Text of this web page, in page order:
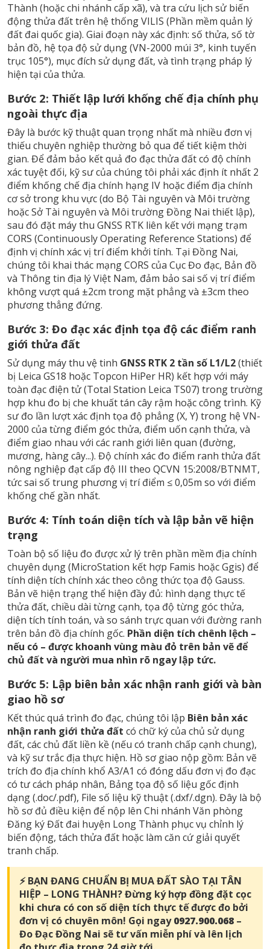
Thành (hoặc chi nhánh cấp xã), và tra cứu lịch sử biến
động thửa đất trên hệ thống VILIS (Phần mềm quản lý
đất đai quốc gia). Giai đoạn này xác định: số thửa, số tờ
bản đồ, hệ tọa độ sử dụng (VN-2000 múi 3°, kinh tuyến
trục 105°), mục đích sử dụng đất, và tình trạng pháp lý
hiện tại của thửa.
Bước 2: Thiết lập lưới khống chế địa chính phụ
ngoài thực địa
Đây là bước kỹ thuật quan trọng nhất mà nhiều đơn vị
thiếu chuyên nghiệp thường bỏ qua để tiết kiệm thời
gian. Để đảm bảo kết quả đo đạc thửa đất có độ chính
xác tuyệt đối, kỹ sư của chúng tôi phải xác định ít nhất 2
điểm khống chế địa chính hạng IV hoặc điểm địa chính
cơ sở trong khu vực (do Bộ Tài nguyên và Môi trường
hoặc Sở Tài nguyên và Môi trường Đồng Nai thiết lập),
sau đó đặt máy thu GNSS RTK liên kết với mạng trạm
CORS (Continuously Operating Reference Stations) để
định vị chính xác vị trí điểm khởi tính. Tại Đồng Nai,
chúng tôi khai thác mạng CORS của Cục Đo đạc, Bản đồ
và Thông tin địa lý Việt Nam, đảm bảo sai số vị trí điểm
không vượt quá ±2cm trong mặt phẳng và ±3cm theo
phương thẳng đứng.
Bước 3: Đo đạc xác định tọa độ các điểm ranh
giới thửa đất
Sử dụng máy thu vệ tinh GNSS RTK 2 tần số L1/L2(thiết
bị Leica GS18 hoặc Topcon HiPer HR) kết hợp với máy
toàn đạc điện tử (Total Station Leica TS07) trong trường
hợp khu đo bị che khuất tán cây rậm hoặc công trình. Kỹ
sư đo lần lượt xác định tọa độ phẳng (X, Y) trong hệ VN-
2000 của từng điểm góc thửa, điểm uốn cạnh thửa, và
điểm giao nhau với các ranh giới liên quan (đường,
mương, hàng cây...). Độ chính xác đo điểm ranh thửa đất
nông nghiệp đạt cấp độ III theo QCVN 15:2008/BTNMT,
tức sai số trung phương vị trí điểm ≤ 0,05m so với điểm
khống chế gần nhất.
Bước 4: Tính toán diện tích và lập bản vẽ hiện
trạng
Toàn bộ số liệu đo được xử lý trên phần mềm địa chính
chuyên dụng (MicroStation kết hợp Famis hoặc Ggis) để
tính diện tích chính xác theo công thức tọa độ Gauss.
Bản vẽ hiện trạng thể hiện đầy đủ: hình dạng thực tế
thửa đất, chiều dài từng cạnh, tọa độ từng góc thửa,
diện tích tính toán, và so sánh trực quan với đường ranh
trên bản đồ địa chính gốc. Phần diện tích chênh lệch –
nếu có – được khoanh vùng màu đỏ trên bản vẽ để
chủ đất và người mua nhìn rõ ngay lập tức.
Bước 5: Lập biên bản xác nhận ranh giới và bàn
giao hồ sơ
Kết thúc quá trình đo đạc, chúng tôi lập Biên bản xác
nhận ranh giới thửa đất có chữ ký của chủ sử dụng
đất, các chủ đất liền kề (nếu có tranh chấp cạnh chung),
và kỹ sư trắc địa thực hiện. Hồ sơ giao nộp gồm: Bản vẽ
trích đo địa chính khổ A3/A1 có đóng dấu đơn vị đo đạc
có tư cách pháp nhân, Bảng tọa độ số liệu gốc định
dạng (.doc/.pdf), File số liệu kỹ thuật (.dxf/.dgn). Đây là bộ
hồ sơ đủ điều kiện để nộp lên Chi nhánh Văn phòng
Đăng ký Đất đai huyện Long Thành phục vụ chỉnh lý
biến động, tách thửa đất hoặc làm căn cứ giải quyết
tranh chấp.
⚡ BẠN ĐANG CHUẨN BỊ MUA ĐẤT SÀO TẠI TÂN
HIỆP – LONG THÀNH? Đừng ký hợp đồng đặt cọc
khi chưa có con số diện tích thực tế được đo bởi
đơn vị có chuyên môn! Gọi ngay0927.900.068 –
Đo Đạc Đồng Nai sẽ tư vấn miễn phí và lên lịch